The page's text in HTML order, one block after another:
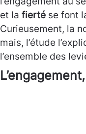
et la fierté se font
Curieusement, la
mais, l’étude
l’ensemble des